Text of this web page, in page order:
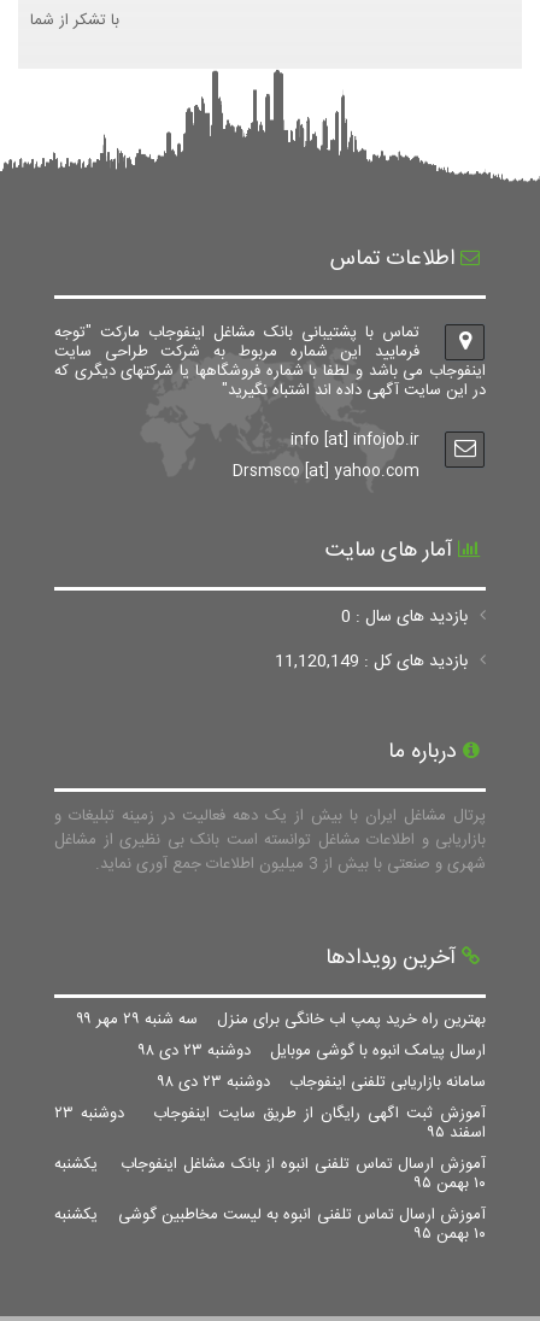
با تشکر از شما
اطلاعات تماس
تماس با پشتیبانی بانک مشاغل اینفوجاب مارکت "توجه
فرمایید این شماره مربوط به شرکت طراحی سایت
اینفوجاب می باشد و لطفا با شماره فروشگاهها یا شرکتهای دیگری که
در این سایت آگهی داده اند اشتباه نگیرید"
info [at] infojob.ir
Drsmsco [at] yahoo.com
آمار های سایت
بازدید های سال : 0
بازدید های کل : 11,120,149
درباره ما
پرتال مشاغل ایران با بیش از یک دهه فعالیت در زمینه تبلیغات و
بازاریابی و اطلاعات مشاغل توانسته است بانک بی نظیری از مشاغل
شهری و صنعتی با بیش از 3 میلیون اطلاعات جمع آوری نماید.
آخرین رویدادها
بهترین راه خرید پمپ اب خانگی برای منزل سه شنبه ۲۹ مهر ۹۹
ارسال پیامک انبوه با گوشی موبایل دوشنبه ۲۳ دی ۹۸
سامانه بازاریابی تلفنی اینفوجاب دوشنبه ۲۳ دی ۹۸
آموزش ثبت اگهی رایگان از طریق سایت اینفوجاب
دوشنبه ۲۳
اسفند ۹۵
آموزش ارسال تماس تلفنی انبوه از بانک مشاغل اینفوجاب یکشنبه
۱۰ بهمن ۹۵
آموزش ارسال تماس تلفنی انبوه به لیست مخاطبین گوشی یکشنبه
۱۰ بهمن ۹۵